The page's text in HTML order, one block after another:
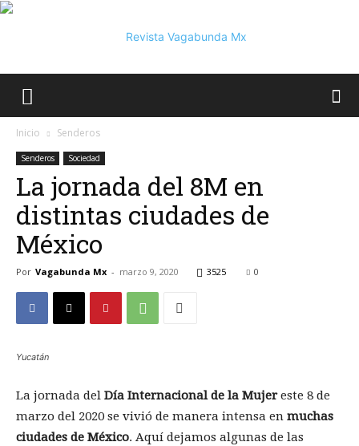
Mx
Inicio Senderos
Senderos Sociedad
La jornada del 8M en
distintas ciudades de
México
Por Vagabunda Mx - marzo 9, 2020 3525 0
Yucatán
La jornada del Día Internacional de la Mujereste 8 de
marzo del 2020 se vivió de manera intensa en muchas
ciudades de México. Aquí dejamos algunas de las